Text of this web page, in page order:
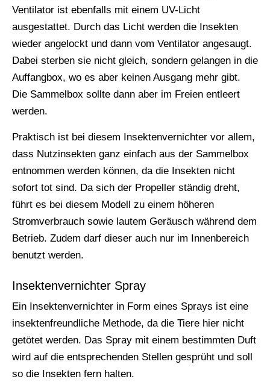
Ventilator ist ebenfalls mit einem UV-Licht
ausgestattet. Durch das Licht werden die Insekten
wieder angelockt und dann vom Ventilator angesaugt.
Dabei sterben sie nicht gleich, sondern gelangen in die
Auffangbox, wo es aber keinen Ausgang mehr gibt.
Die Sammelbox sollte dann aber im Freien entleert
werden.
Praktisch ist bei diesem Insektenvernichter vor allem,
dass Nutzinsekten ganz einfach aus der Sammelbox
entnommen werden können, da die Insekten nicht
sofort tot sind. Da sich der Propeller ständig dreht,
führt es bei diesem Modell zu einem höheren
Stromverbrauch sowie lautem Geräusch während dem
Betrieb. Zudem darf dieser auch nur im Innenbereich
benutzt werden.
Insektenvernichter Spray
Ein Insektenvernichter in Form eines Sprays ist eine
insektenfreundliche Methode, da die Tiere hier nicht
getötet werden. Das Spray mit einem bestimmten Duft
wird auf die entsprechenden Stellen gesprüht und soll
so die Insekten fern halten.